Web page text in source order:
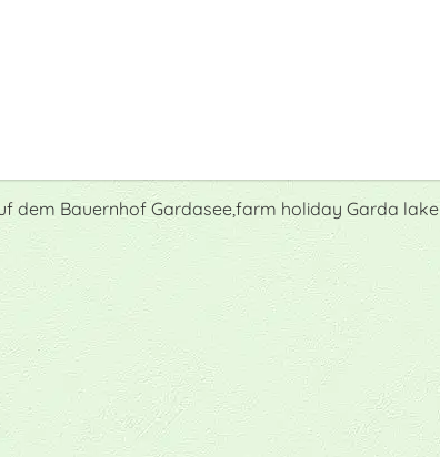
dem Bauernhof Gardasee,farm holiday Garda lake